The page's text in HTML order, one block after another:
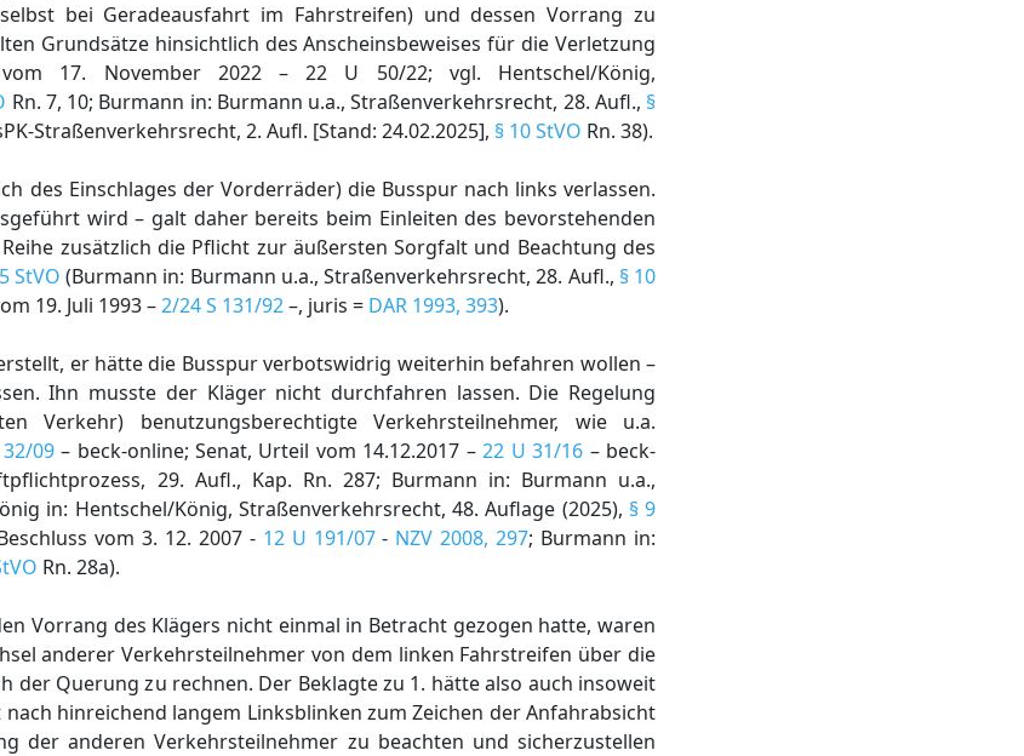
bei Geradeausfahrt im Fahrstreifen) und dessen Vorrang zu
Grundsätze hinsichtlich des Anscheinsbeweises für die Verletzung
17. November 2022 – 22 U 50/22; vgl. Hentschel/König,
Rn. 7, 10; Burmann in: Burmann u.a., Straßenverkehrsrecht, 28. Aufl., §
Straßenverkehrsrecht, 2. Aufl. [Stand: 24.02.2025], § 10 StVO Rn. 38).
des Einschlages der Vorderräder) die Busspur nach links verlassen.
wird – galt daher bereits beim Einleiten des bevorstehenden
zusätzlich die Pflicht zur äußersten Sorgfalt und Beachtung des
StVO (Burmann in: Burmann u.a., Straßenverkehrsrecht, 28. Aufl., § 10
19. Juli 1993 –2/24 S 131/92–, juris = DAR 1993, 393).
er hätte die Busspur verbotswidrig weiterhin befahren wollen –
Ihn musste der Kläger nicht durchfahren lassen. Die Regelung
Verkehr) benutzungsberechtigte Verkehrsteilnehmer, wie u.a.
09– beck-online; Senat, Urteil vom 14.12.2017 –22 U 31/16 – beck-
29. Aufl., Kap. Rn. 287; Burmann in: Burmann u.a.,
in: Hentschel/König, Straßenverkehrsrecht, 48. Auflage (2025), § 9
vom 3. 12. 2007 - 12 U 191/07- NZV 2008, 297; Burmann in:
Rn. 28a).
Vorrang des Klägers nicht einmal in Betracht gezogen hatte, waren
anderer Verkehrsteilnehmer von dem linken Fahrstreifen über die
der Querung zu rechnen. Der Beklagte zu 1. hätte also auch insoweit
hinreichend langem Linksblinken zum Zeichen der Anfahrabsicht
der anderen Verkehrsteilnehmer zu beachten und sicherzustellen